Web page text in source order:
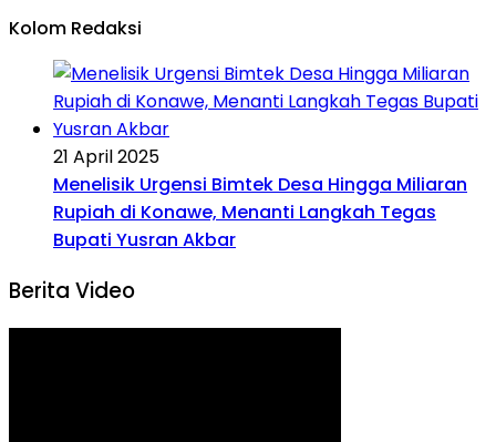
Kolom Redaksi
21 April 2025
Menelisik Urgensi Bimtek Desa Hingga Miliaran
Rupiah di Konawe, Menanti Langkah Tegas
Bupati Yusran Akbar
Berita Video